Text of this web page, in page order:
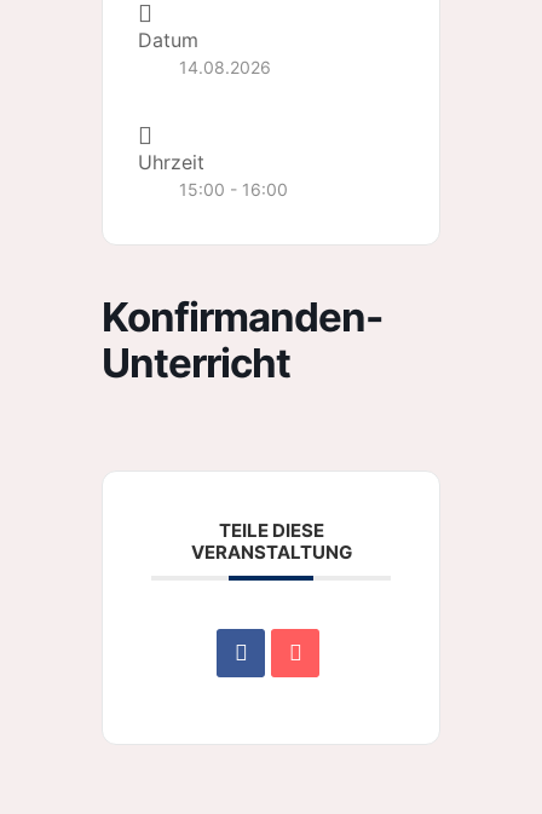
Datum
14.08.2026
Uhrzeit
15:00 - 16:00
Konfirmanden-
Unterricht
TEILE DIESE
VERANSTALTUNG